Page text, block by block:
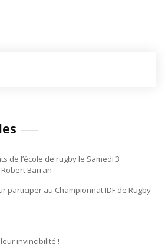
de l’école de rugby le Samedi 3
Barran
participer au Championnat IDF de Rugby
invincibilité !